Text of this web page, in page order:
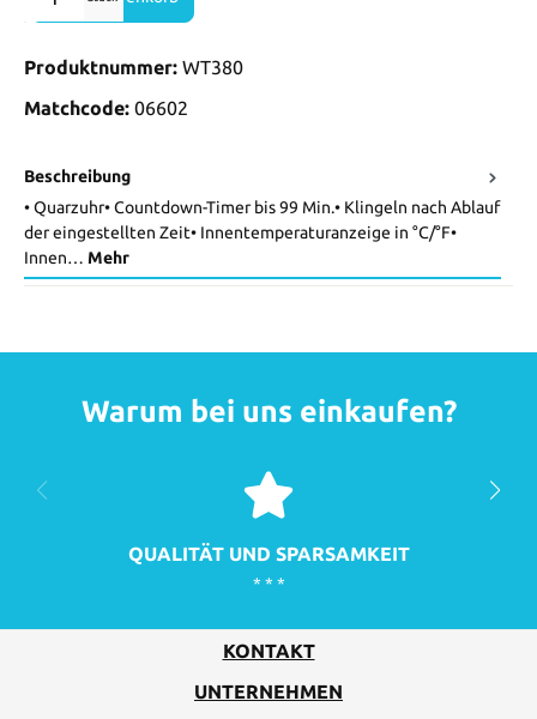
Produktnummer: WT380
Matchcode: 06602
Beschreibung
• Quarzuhr• Countdown-Timer bis 99 Min.• Klingeln nach Ablauf
der eingestellten Zeit• Innentemperaturanzeige in °C/°F•
Innen… Mehr
Warum bei uns einkaufen?
QUALITÄT UND SPARSAMKEIT
* * *
KONTAKT
UNTERNEHMEN